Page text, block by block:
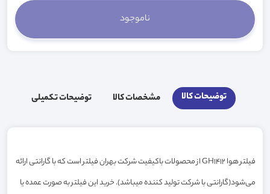
توضیحات کالا مشخصات کالا توضیحات تکمیلی
فیلتر هوا GH1412 از محصولات باکیفیت شرکت بهران فیلتر است که با گارانتی ارائه
می‌شود(گارانتی با شرکت تولید کننده میباشد). خرید این فیلتر به صورت عمده یا